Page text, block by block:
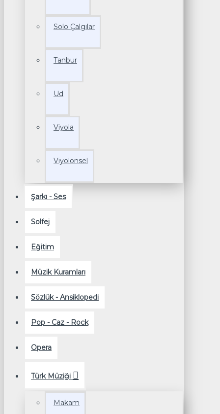
Solo Çalgılar
Tanbur
Ud
Viyola
Viyolonsel
Şarkı - Ses
Solfej
Eğitim
Müzik Kuramları
Sözlük - Ansiklopedi
Pop - Caz - Rock
Opera
Türk Müziği
Makam